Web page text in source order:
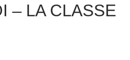
– LA CLASSE